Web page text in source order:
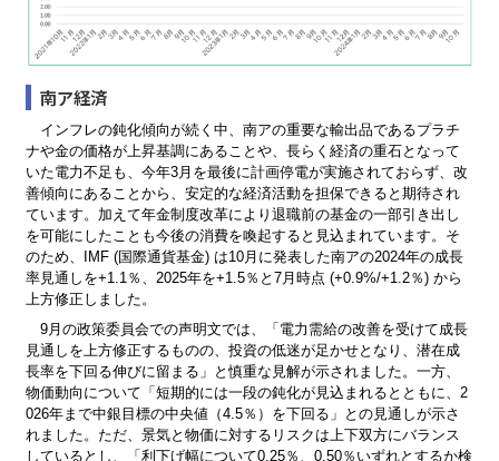
南ア経済
インフレの鈍化傾向が続く中、南アの重要な輸出品であるプラチ
ナや金の価格が上昇基調にあることや、長らく経済の重石となって
いた電力不足も、今年3月を最後に計画停電が実施されておらず、改
善傾向にあることから、安定的な経済活動を担保できると期待され
ています。加えて年金制度改革により退職前の基金の一部引き出し
を可能にしたことも今後の消費を喚起すると見込まれています。そ
のため、IMF (国際通貨基金) は10月に発表した南アの2024年の成長
率見通しを+1.1％、2025年を+1.5％と7月時点 (+0.9%/+1.2％) から
上方修正しました。
9月の政策委員会での声明文では、「電力需給の改善を受けて成長
見通しを上方修正するものの、投資の低迷が足かせとなり、潜在成
長率を下回る伸びに留まる」と慎重な見解が示されました。一方、
物価動向について「短期的には一段の鈍化が見込まれるとともに、2
026年まで中銀目標の中央値（4.5％）を下回る」との見通しが示さ
れました。ただ、景気と物価に対するリスクは上下双方にバランス
しているとし、「利下げ幅について0.25％、0.50％いずれとするか検